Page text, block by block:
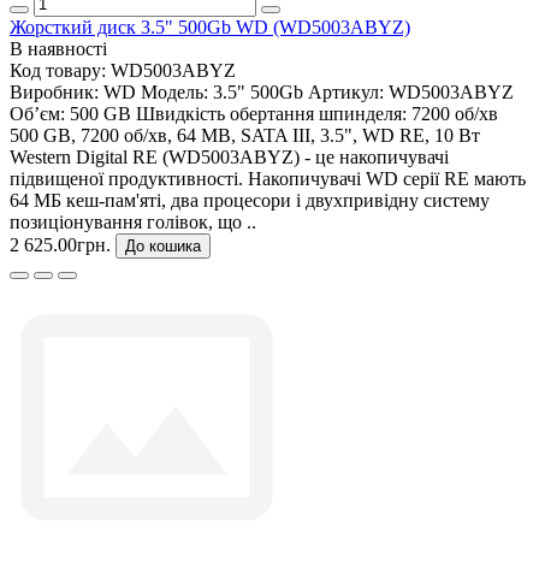
Жорсткий диск 3.5" 500Gb WD (WD5003ABYZ)
В наявності
Код товару: WD5003ABYZ
Виробник: WD Модель: 3.5" 500Gb Артикул: WD5003ABYZ
Об’єм: 500 GB Швидкість обертання шпинделя: 7200 об/хв
500 GB, 7200 об/хв, 64 MB, SATA III, 3.5", WD RE, 10 Вт
Western Digital RE (WD5003ABYZ) - це накопичувачі
підвищеної продуктивності. Накопичувачі WD серії RE мають
64 МБ кеш-пам'яті, два процесори і двухпривідну систему
позиціонування голівок, що ..
2 625.00грн.
До кошика